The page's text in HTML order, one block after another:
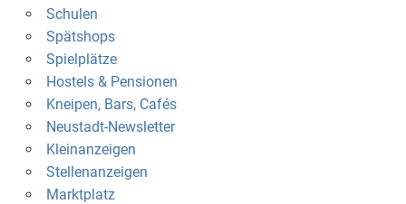
Schulen
Spätshops
Spielplätze
Hostels & Pensionen
Kneipen, Bars, Cafés
Neustadt-Newsletter
Kleinanzeigen
Stellenanzeigen
Marktplatz